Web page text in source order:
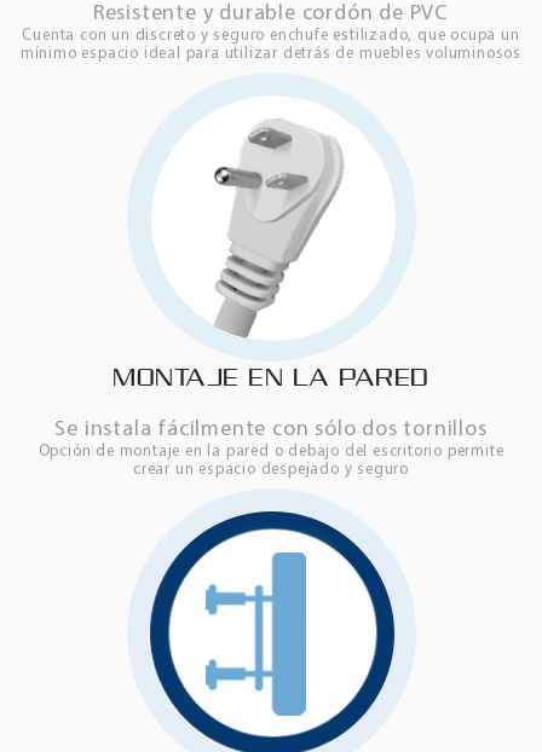
Resistente y durable cordón de PVC
Cuenta con un discreto y seguro enchufe estilizado, que ocupa un
mínimo espacio ideal para utilizar detrás de muebles voluminosos
MONTAJE EN LA PARED
Se instala fácilmente con sólo dos tornillos
Opción de montaje en la pared o debajo del escritorio permite
crear un espacio despejado y seguro